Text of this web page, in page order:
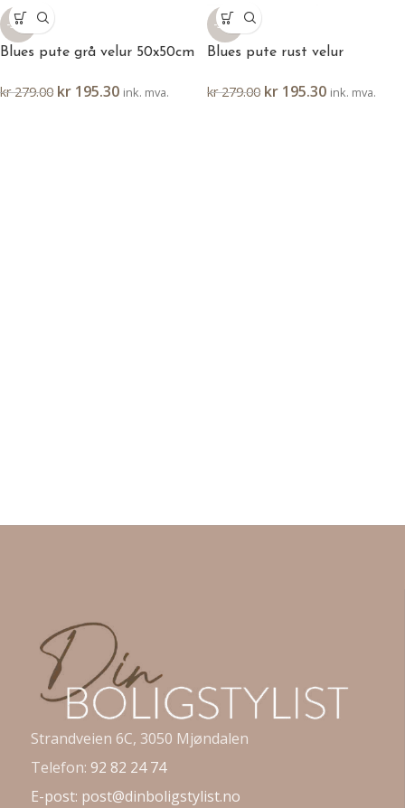
-30%
Blues pute grå velur 50x50cm
kr279.00 kr 195.30 ink. mva.
-30%
Blues pute rust velur
kr279.00 kr 195.30 ink. mva.
Strandveien 6C, 3050 Mjøndalen
Telefon: 92 82 24 74
E-post: post@dinboligstylist.no